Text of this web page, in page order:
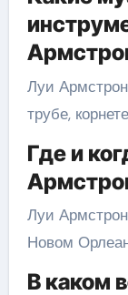
Луи
трубе,
Где и
Луи
Новом
В каком